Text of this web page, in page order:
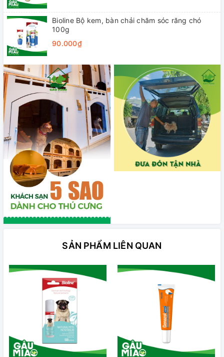
Bioline Bộ kem, bàn chải chăm sóc răng chó
100g
90.000₫
SẢN PHẨM LIÊN QUAN